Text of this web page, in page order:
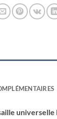
universelle